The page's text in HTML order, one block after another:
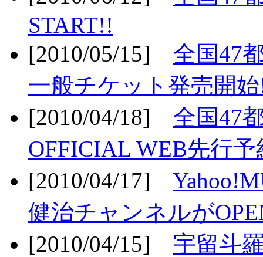
START!!
[2010/05/15] 全国47
一般チケット発売開
[2010/04/18] 全国47
OFFICIAL WEB先行
[2010/04/17]
健治チャンネルが
[2010/04/15] 宇留斗